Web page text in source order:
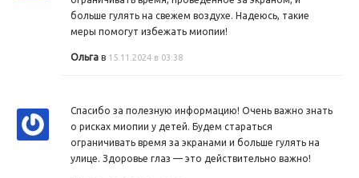
больше гулять на свежем воздухе. Надеюсь, такие
меры помогут избежать миопии!
Ольга в 15.11.2024 в 03:38
Спасибо за полезную информацию! Очень важно знать
о рисках миопии у детей. Будем стараться
ограничивать время за экранами и больше гулять на
улице. Здоровье глаз — это действительно важно!